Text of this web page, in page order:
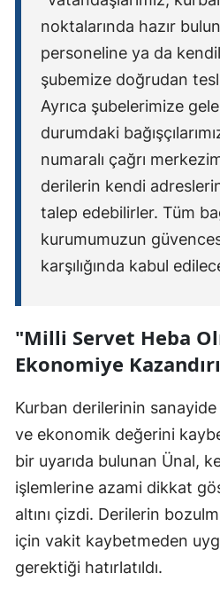
noktalarında hazır
personeline ya da
şubemize doğrudan
Ayrıca şubelerimize
durumdaki
numaralı çağrı
derilerin kendi
talep edebilirler. Tüm
kurumumuzun
karşılığında kabul
"Milli Servet Heba
Ekonomiye
Kurban derilerinin
ve ekonomik değerini
bir uyarıda bulunan Ünal,
işlemlerine azami dikkat
altını çizdi. Derilerin
için vakit kaybetmeden
gerektiği hatırlatıldı.